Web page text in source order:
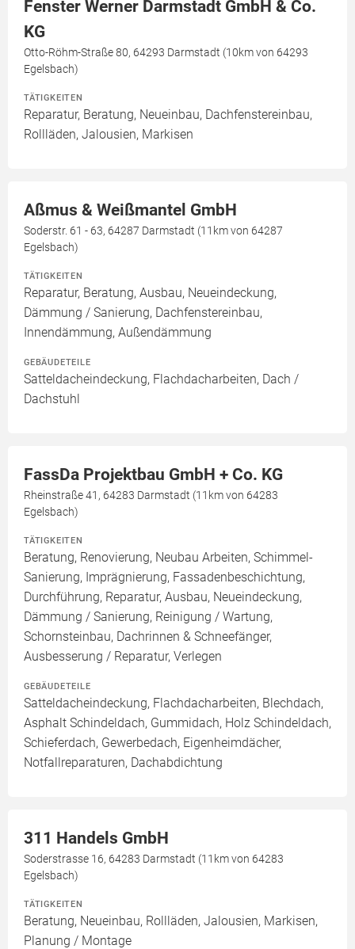
Fenster Werner Darmstadt GmbH & Co.
KG
Otto-Röhm-Straße 80, 64293 Darmstadt (10km von 64293
Egelsbach)
TÄTIGKEITEN
Reparatur, Beratung, Neueinbau, Dachfenstereinbau,
Rollläden, Jalousien, Markisen
Aßmus & Weißmantel GmbH
Soderstr. 61 - 63, 64287 Darmstadt (11km von 64287
Egelsbach)
TÄTIGKEITEN
Reparatur, Beratung, Ausbau, Neueindeckung,
Dämmung / Sanierung, Dachfenstereinbau,
Innendämmung, Außendämmung
GEBÄUDETEILE
Satteldacheindeckung, Flachdacharbeiten, Dach /
Dachstuhl
FassDa Projektbau GmbH + Co. KG
Rheinstraße 41, 64283 Darmstadt (11km von 64283
Egelsbach)
TÄTIGKEITEN
Beratung, Renovierung, Neubau Arbeiten, Schimmel-
Sanierung, Imprägnierung, Fassadenbeschichtung,
Durchführung, Reparatur, Ausbau, Neueindeckung,
Dämmung / Sanierung, Reinigung / Wartung,
Schornsteinbau, Dachrinnen & Schneefänger,
Ausbesserung / Reparatur, Verlegen
GEBÄUDETEILE
Satteldacheindeckung, Flachdacharbeiten, Blechdach,
Asphalt Schindeldach, Gummidach, Holz Schindeldach,
Schieferdach, Gewerbedach, Eigenheimdächer,
Notfallreparaturen, Dachabdichtung
311 Handels GmbH
Soderstrasse 16, 64283 Darmstadt (11km von 64283
Egelsbach)
TÄTIGKEITEN
Beratung, Neueinbau, Rollläden, Jalousien, Markisen,
Planung / Montage